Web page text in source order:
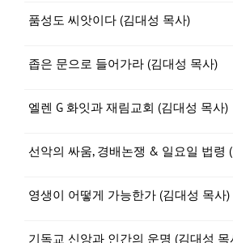
품성도 씨앗이다 (김대성 목사)
좁은 문으로 들어가라 (김대성 목사)
엘렌 G 화잇과 재림교회 (김대성 목사)
선악의 싸움, 경배논쟁 & 일요일 법령
영생이 어떻게 가능한가 (김대성 목사)
기독교 신앙과 인간의 운명 (김대성 목